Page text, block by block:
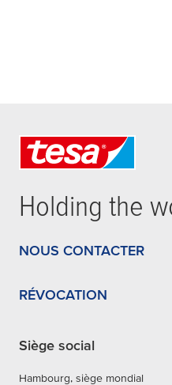
Holding the
NOUS CONTACTER
RÉVOCATION
Siège social
Hambourg, siège mondial